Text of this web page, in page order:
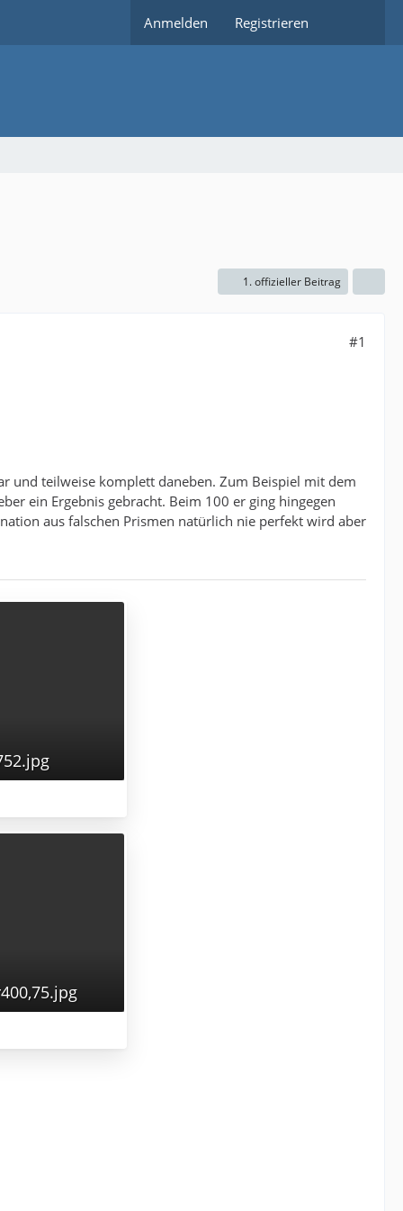
Anmelden Registrieren
1. offizieller Beitrag
#1
und teilweise komplett daneben. Zum Beispiel mit dem
ein Ergebnis gebracht. Beim 100 er ging hingegen
aus falschen Prismen natürlich nie perfekt wird aber